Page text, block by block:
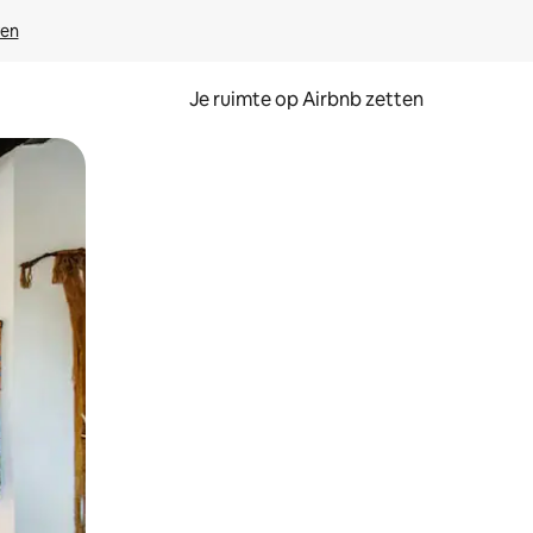
Je ruimte op Airbnb zetten
of swipen.